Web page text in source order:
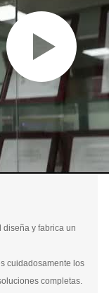
diseña y fabrica un
cuidadosamente los
completas.